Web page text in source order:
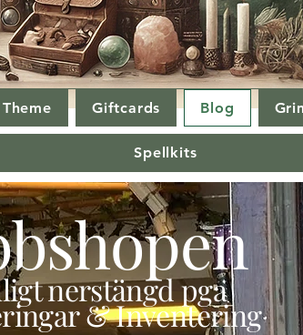
Giftcards Blog
Spellkits
nerstängd pga
& Inventering